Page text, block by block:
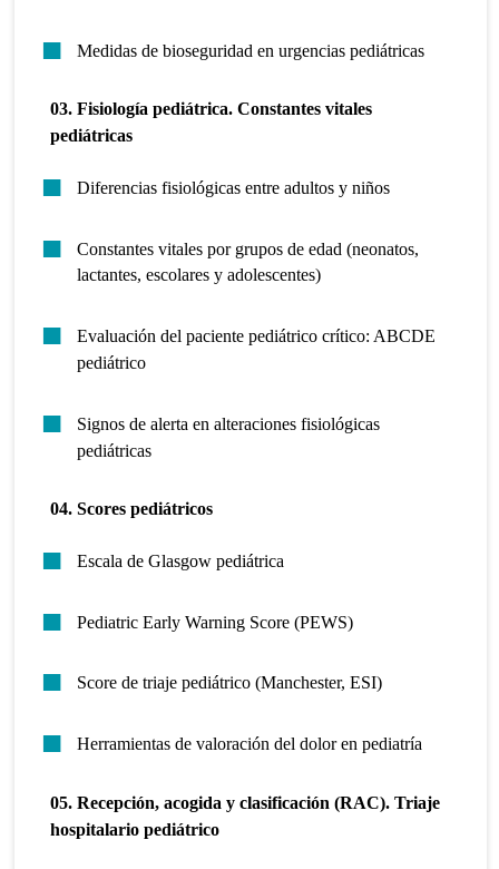
Medidas de bioseguridad en urgencias pediátricas
03. Fisiología pediátrica. Constantes vitales
pediátricas
Diferencias fisiológicas entre adultos y niños
Constantes vitales por grupos de edad (neonatos,
lactantes, escolares y adolescentes)
Evaluación del paciente pediátrico crítico: ABCDE
pediátrico
Signos de alerta en alteraciones fisiológicas
pediátricas
04. Scores pediátricos
Escala de Glasgow pediátrica
Pediatric Early Warning Score (PEWS)
Score de triaje pediátrico (Manchester, ESI)
Herramientas de valoración del dolor en pediatría
05. Recepción, acogida y clasificación (RAC). Triaje
hospitalario pediátrico